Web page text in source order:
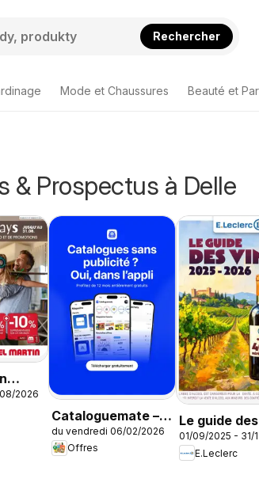
Rechercher
Mode et Chaussures Beauté et
& Prospectus à Delle
2026
Cataloguemate –
Offres dans
l’application
du vendredi 06/02/2026
Offres
Le guide
01/09/2025 - 31/
E.Leclerc